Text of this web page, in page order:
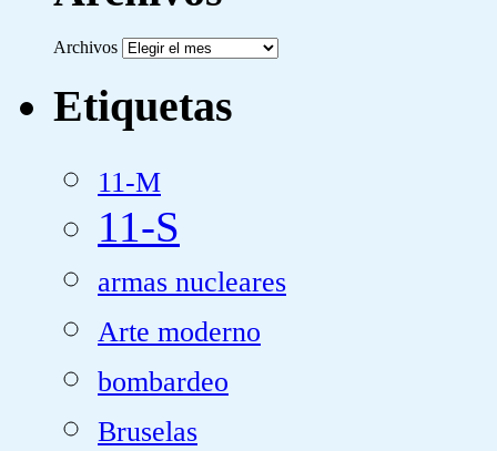
Archivos
Etiquetas
11-M
11-S
armas nucleares
Arte moderno
bombardeo
Bruselas